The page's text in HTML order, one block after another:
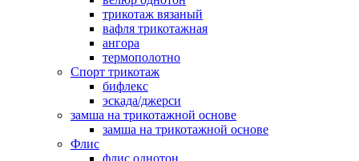
трикотаж вязаный
вафля трикотажная
ангора
термополотно
Спорт трикотаж
бифлекс
эскада/джерси
замша на трикотажной основе
замша на трикотажной основе
Флис